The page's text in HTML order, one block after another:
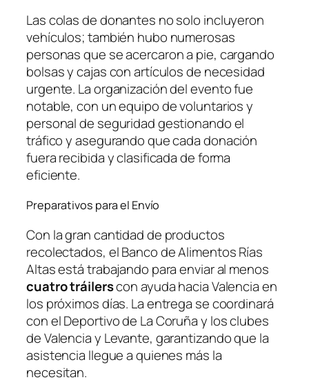
Las colas de donantes no solo incluyeron
vehículos; también hubo numerosas
personas que se acercaron a pie, cargando
bolsas y cajas con artículos de necesidad
urgente. La organización del evento fue
notable, con un equipo de voluntarios y
personal de seguridad gestionando el
tráfico y asegurando que cada donación
fuera recibida y clasificada de forma
eficiente.
Preparativos para el Envío
Con la gran cantidad de productos
recolectados, el Banco de Alimentos Rías
Altas está trabajando para enviar al menos
cuatro tráilerscon ayuda hacia Valencia en
los próximos días. La entrega se coordinará
con el Deportivo de La Coruña y los clubes
de Valencia y Levante, garantizando que la
asistencia llegue a quienes más la
necesitan.